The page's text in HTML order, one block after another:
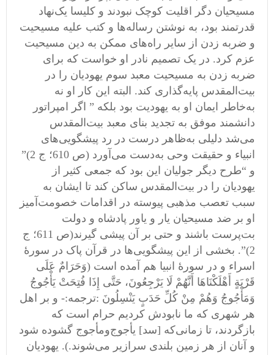
مسیحیان دگر اقلیت کوچک نبودند و کلیسا یک‌نهاد
قدرتمند بود، به نوشتن رساله‌ها و کتب علیه مسیحیت
و ضربه زدن از سایر راه‌های ممکن به دین مسیحیت
عزم کرد. در یک تصمیم نادر او خواست که برای
ضربه زدن به مسیحیت معبد سوم یهودیان را در
بیت‌المقدس پایه‌گذاری کند. البته این کار او نه
به‌خاطر ایمان او به یهودیت بود بلکه ” اگر امپراتور
دانشمند موفق به تجدید بنای معبد بیت‌المقدس
می‌شد دلیلی به‌ظاهر درست در رد پیشگویی‌های
انبیاء و حقیقت وحی به‌دست می‌آورد (ص 610؛ ج 2)”
و “طرح دیگر جولیان این بود که جمعی کثیر از
یهودیان را در بیت‌المقدس ساکن کند تا ایشان به
سبب تعصب مذهبی پیوسته در اقدامات خصومت‌آمیز
او بر ضد مسیحیان یار و یاور پادشاه و دولت
بت‌پرست باشند و حتی بر آن پیشی گیرند(ص 611؛ ج
2)”. بخشی از این پیشگویی‌ها در قرآن پاک در سورۀ
اسراء و در سورۀ انبیا هم آمده است (وَحَرَامٌ عَلَى
قَرْيَةٍ أَهْلَكْنَاهَا أَنَّهُمْ لَا يَرْجِعُونَ، حَتَّى إِذَا فُتِحَتْ يَأْجُوجُ
وَمَأْجُوجُ وَهُمْ مِنْ كُلِّ حَدَبٍ يَنْسِلُونَ :ترجمه:- و بر اهل
هر شهرى كه ما نابودش كرديم حرام است كه
بازگردند، تا زمانی‌که [سد] یأجوج‌ومأجوج گشوده شود
و آنان از هر زمین بلندی سرازیر می‌شوند.). یهودیان